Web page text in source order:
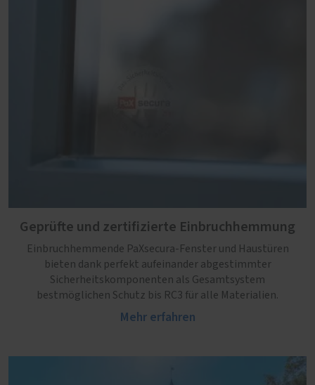
Geprüfte und zertifizierte Einbruchhemmung
Einbruchhemmende PaXsecura-Fenster und Haustüren
bieten dank perfekt aufeinander abgestimmter
Sicherheitskomponenten als Gesamtsystem
bestmöglichen Schutz bis RC3 für alle Materialien.
Mehr erfahren